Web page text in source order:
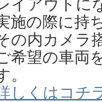
イアウトに
施の際に持
の内カメ
希望の車両
。
しくはコチ